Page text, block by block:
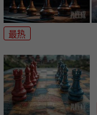
最热